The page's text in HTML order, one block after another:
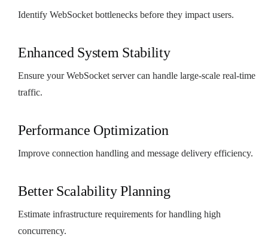
Identify WebSocket bottlenecks before they impact users.
Enhanced System Stability
Ensure your WebSocket server can handle large-scale real-time
traffic.
Performance Optimization
Improve connection handling and message delivery efficiency.
Better Scalability Planning
Estimate infrastructure requirements for handling high
concurrency.